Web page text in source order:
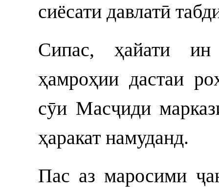
сиёсати давлатӣ
Сипас, ҳайати
ҳамроҳии дастаи
сӯи Масҷиди
ҳаракат намуданд.
Пас аз маросими